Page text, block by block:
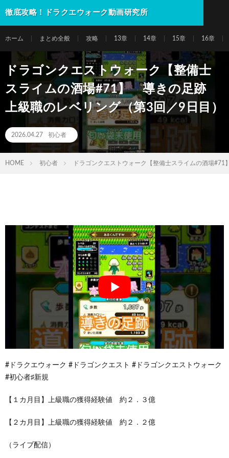
徹底攻略！ドラクエウォーク動画研究所
ホーム まとめ全般 攻略 13章 14章 15章 16章
ドラゴンクエストウォーク【整備士
スライムの酒場#71】 導きの足跡
上級職のレベリング（第3回／9日目）
2026.04.27 初心者
HOME 初心者 ドラゴンクエストウォーク【整備士スライムの酒場
#ドラクエウォーク #ドラゴンクエスト #ドラゴンクエストウォーク
#初心者♯新規
【１カ月目】上級職の獲得経験値 約２．３億
【２カ月目】上級職の獲得経験値 約２．２億
（ライブ配信）